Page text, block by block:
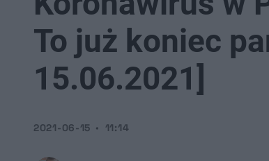
To już koniec
15.06.2021]
2021-06-15 11:14